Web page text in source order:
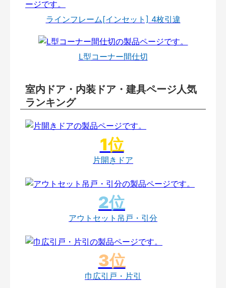
ラインフレーム[インセット] 4枚引違
L型コーナー間仕切
室内ドア・内装ドア・建具ページ人気
ランキング
片開きドア
アウトセット吊戸・引分
巾広引戸・片引